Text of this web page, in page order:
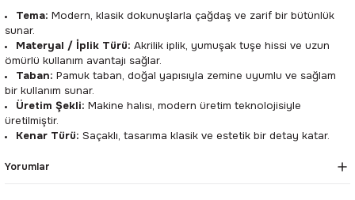
Tema: Modern, klasik dokunuşlarla çağdaş ve zarif bir bütünlük
sunar.
Materyal / İplik Türü: Akrilik iplik, yumuşak tuşe hissi ve uzun
ömürlü kullanım avantajı sağlar.
Taban: Pamuk taban, doğal yapısıyla zemine uyumlu ve sağlam
bir kullanım sunar.
Üretim Şekli: Makine halısı, modern üretim teknolojisiyle
üretilmiştir.
Kenar Türü: Saçaklı, tasarıma klasik ve estetik bir detay katar.
Yorumlar